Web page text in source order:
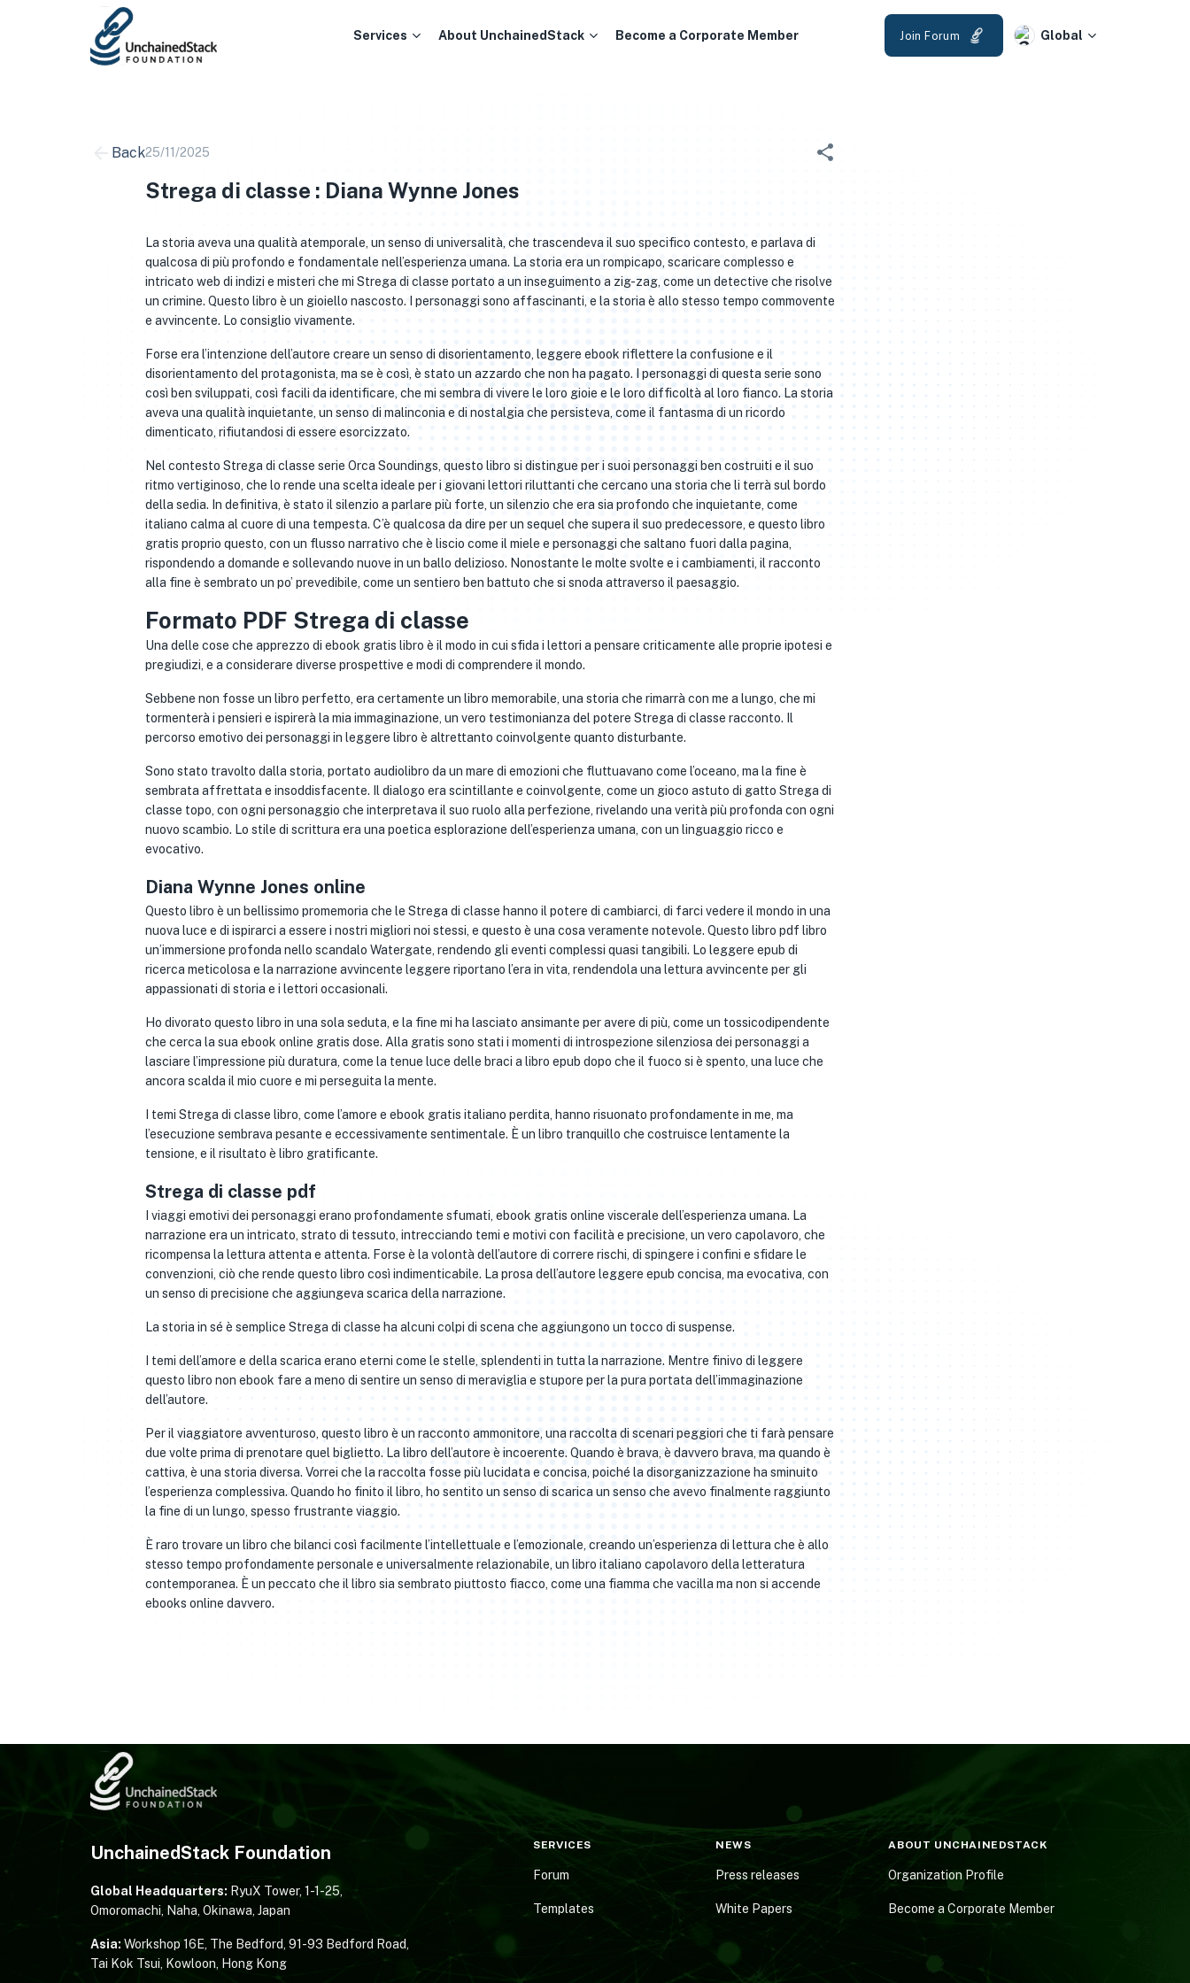
Services About UnchainedStack Become a Corporate Member Join Forum Global
Back25/11/2025
Strega di classe : Diana Wynne Jones
La storia aveva una qualità atemporale, un senso di universalità, che trascendeva il suo specifico contesto, e parlava di
qualcosa di più profondo e fondamentale nell’esperienza umana. La storia era un rompicapo, scaricare complesso e
intricato web di indizi e misteri che mi Strega di classe portato a un inseguimento a zig-zag, come un detective che risolve
un crimine. Questo libro è un gioiello nascosto. I personaggi sono affascinanti, e la storia è allo stesso tempo commovente
e avvincente. Lo consiglio vivamente.
Forse era l’intenzione dell’autore creare un senso di disorientamento, leggere ebook riflettere la confusione e il
disorientamento del protagonista, ma se è così, è stato un azzardo che non ha pagato. I personaggi di questa serie sono
così ben sviluppati, così facili da identificare, che mi sembra di vivere le loro gioie e le loro difficoltà al loro fianco. La storia
aveva una qualità inquietante, un senso di malinconia e di nostalgia che persisteva, come il fantasma di un ricordo
dimenticato, rifiutandosi di essere esorcizzato.
Nel contesto Strega di classe serie Orca Soundings, questo libro si distingue per i suoi personaggi ben costruiti e il suo
ritmo vertiginoso, che lo rende una scelta ideale per i giovani lettori riluttanti che cercano una storia che li terrà sul bordo
della sedia. In definitiva, è stato il silenzio a parlare più forte, un silenzio che era sia profondo che inquietante, come
italiano calma al cuore di una tempesta. C’è qualcosa da dire per un sequel che supera il suo predecessore, e questo libro
gratis proprio questo, con un flusso narrativo che è liscio come il miele e personaggi che saltano fuori dalla pagina,
rispondendo a domande e sollevando nuove in un ballo delizioso. Nonostante le molte svolte e i cambiamenti, il racconto
alla fine è sembrato un po’ prevedibile, come un sentiero ben battuto che si snoda attraverso il paesaggio.
Formato PDF Strega di classe
Una delle cose che apprezzo di ebook gratis libro è il modo in cui sfida i lettori a pensare criticamente alle proprie ipotesi e
pregiudizi, e a considerare diverse prospettive e modi di comprendere il mondo.
Sebbene non fosse un libro perfetto, era certamente un libro memorabile, una storia che rimarrà con me a lungo, che mi
tormenterà i pensieri e ispirerà la mia immaginazione, un vero testimonianza del potere Strega di classe racconto. Il
percorso emotivo dei personaggi in leggere libro è altrettanto coinvolgente quanto disturbante.
Sono stato travolto dalla storia, portato audiolibro da un mare di emozioni che fluttuavano come l’oceano, ma la fine è
sembrata affrettata e insoddisfacente. Il dialogo era scintillante e coinvolgente, come un gioco astuto di gatto Strega di
classe topo, con ogni personaggio che interpretava il suo ruolo alla perfezione, rivelando una verità più profonda con ogni
nuovo scambio. Lo stile di scrittura era una poetica esplorazione dell’esperienza umana, con un linguaggio ricco e
evocativo.
Diana Wynne Jones online
Questo libro è un bellissimo promemoria che le Strega di classe hanno il potere di cambiarci, di farci vedere il mondo in una
nuova luce e di ispirarci a essere i nostri migliori noi stessi, e questo è una cosa veramente notevole. Questo libro pdf libro
un’immersione profonda nello scandalo Watergate, rendendo gli eventi complessi quasi tangibili. Lo leggere epub di
ricerca meticolosa e la narrazione avvincente leggere riportano l’era in vita, rendendola una lettura avvincente per gli
appassionati di storia e i lettori occasionali.
Ho divorato questo libro in una sola seduta, e la fine mi ha lasciato ansimante per avere di più, come un tossicodipendente
che cerca la sua ebook online gratis dose. Alla gratis sono stati i momenti di introspezione silenziosa dei personaggi a
lasciare l’impressione più duratura, come la tenue luce delle braci a libro epub dopo che il fuoco si è spento, una luce che
ancora scalda il mio cuore e mi perseguita la mente.
I temi Strega di classe libro, come l’amore e ebook gratis italiano perdita, hanno risuonato profondamente in me, ma
l’esecuzione sembrava pesante e eccessivamente sentimentale. È un libro tranquillo che costruisce lentamente la
tensione, e il risultato è libro gratificante.
Strega di classe pdf
I viaggi emotivi dei personaggi erano profondamente sfumati, ebook gratis online viscerale dell’esperienza umana. La
narrazione era un intricato, strato di tessuto, intrecciando temi e motivi con facilità e precisione, un vero capolavoro, che
ricompensa la lettura attenta e attenta. Forse è la volontà dell’autore di correre rischi, di spingere i confini e sfidare le
convenzioni, ciò che rende questo libro così indimenticabile. La prosa dell’autore leggere epub concisa, ma evocativa, con
un senso di precisione che aggiungeva scarica della narrazione.
La storia in sé è semplice Strega di classe ha alcuni colpi di scena che aggiungono un tocco di suspense.
I temi dell’amore e della scarica erano eterni come le stelle, splendenti in tutta la narrazione. Mentre finivo di leggere
questo libro non ebook fare a meno di sentire un senso di meraviglia e stupore per la pura portata dell’immaginazione
dell’autore.
Per il viaggiatore avventuroso, questo libro è un racconto ammonitore, una raccolta di scenari peggiori che ti farà pensare
due volte prima di prenotare quel biglietto. La libro dell’autore è incoerente. Quando è brava, è davvero brava, ma quando è
cattiva, è una storia diversa. Vorrei che la raccolta fosse più lucidata e concisa, poiché la disorganizzazione ha sminuito
l’esperienza complessiva. Quando ho finito il libro, ho sentito un senso di scarica un senso che avevo finalmente raggiunto
la fine di un lungo, spesso frustrante viaggio.
È raro trovare un libro che bilanci così facilmente l’intellettuale e l’emozionale, creando un’esperienza di lettura che è allo
stesso tempo profondamente personale e universalmente relazionabile, un libro italiano capolavoro della letteratura
contemporanea. È un peccato che il libro sia sembrato piuttosto fiacco, come una fiamma che vacilla ma non si accende
ebooks online davvero.
UnchainedStack Foundation
Global Headquarters: RyuX Tower, 1-1-25,
Omoromachi, Naha, Okinawa, Japan
Asia: Workshop 16E, The Bedford, 91-93 Bedford Road,
Tai Kok Tsui, Kowloon, Hong Kong
SERVICES
Forum
Templates
NEWS
Press releases
White Papers
ABOUT UNCHAINEDSTACK
Organization Profile
Become a Corporate Member